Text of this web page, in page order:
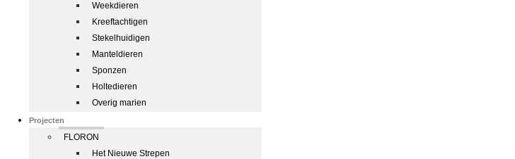
Weekdieren
Kreeftachtigen
Stekelhuidigen
Manteldieren
Sponzen
Holtedieren
Overig marien
Projecten
FLORON
Het Nieuwe Strepen